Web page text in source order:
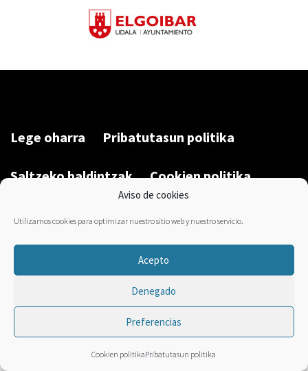
Aviso de cookies
Utilizamos cookies para optimizar nuestro sitio web y nuestro servicio.
Acepto
Denegado
Preferencias
Cookien politikaPribatutasun politika
Lege oharra Pribatutasun politika
Saltzeko baldintzak Cookien politika
Garatu du/Desarrollado por:Bravo Manager2026